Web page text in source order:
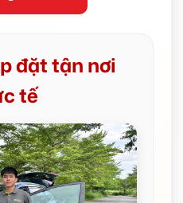
đặt tận nơi
tế